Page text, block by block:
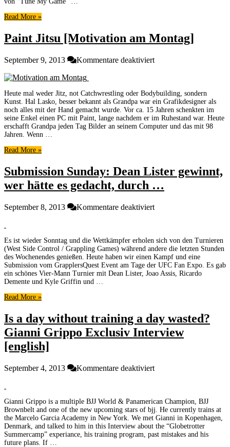
Read More »
Paint Jitsu [Motivation am Montag]
September 9, 2013 Kommentare deaktiviertfür
am
Montag]
Heute mal weder Jitz, not Catchwrestling oder Bodybuilding, sondern
Kunst. Hal Lasko, besser bekannt als Grandpa war ein Grafikdesigner als
noch alles mit der Hand gemacht wurde. Vor ca. 15 Jahren schenkten im
seine Enkel einen PC mit Paint, lange nachdem er im Ruhestand war. Heute
erschafft Grandpa jeden Tag Bilder an seinem Computer und das mit 98
Jahren. Wenn …
Read More »
Submission Sunday: Dean Lister gewinnt,
wer hätte es gedacht, durch …
September 8, 2013 Kommentare deaktiviertfür
Lister
gewinnt,
wer
hätte
Es ist wieder Sonntag und die Wettkämpfer erholen sich von den Turnieren
(West Side Control / Grappling Games) während andere die letzten Stunden
des Wochenendes genießen. Heute haben wir einen Kampf und eine
Submission vom GrapplersQuest Event am Tage der UFC Fan Expo. Es gab
ein schönes Vier-Mann Turnier mit Dean Lister, Joao Assis, Ricardo
Demente und Kyle Griffin und …
Read More »
Is a day without training a day wasted?
Gianni Grippo Exclusiv Interview
[english]
September 4, 2013 Kommentare deaktiviertfür
without
training
a
day
Gianni Grippo is a multiple BJJ World & Panamerican Champion, BJJ
Brownbelt and one of the new upcoming stars of bjj. He currently trains at
the Marcelo Garcia Academy in New York. We met Gianni in Kopenhagen,
Denmark, and talked to him in this Interview about the “Globetrotter
Summercamp” experiance, his training program, past mistakes and his
future plans. If …